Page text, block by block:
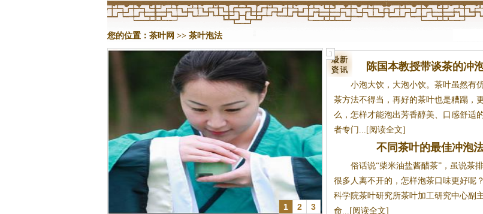
您的位置： 茶叶网 >> 茶叶泡法
1 2 3
陈国本教授带谈茶的冲
小泡大饮，大泡小饮。茶叶虽然有
茶方法不得当，再好的茶叶也是糟蹋，
么，怎样才能泡出芳香醇美、口感舒适
者专门...[阅读全文]
不同茶叶的最佳冲泡
俗话说“柴米油盐酱醋茶”，虽说茶
很多人离不开的，怎样泡茶口味更好呢
科学院茶叶研究所茶叶加工研究中心副
命...[阅读全文]